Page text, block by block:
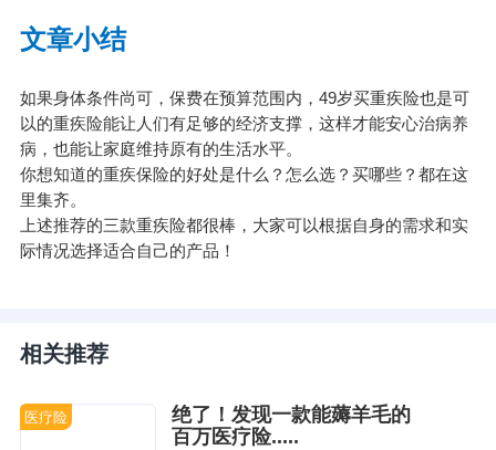
文章小结
如果身体条件尚可，保费在预算范围内，49岁买重疾险也是可
以的重疾险能让人们有足够的经济支撑，这样才能安心治病养
病，也能让家庭维持原有的生活水平。
你想知道的重疾保险的好处是什么？怎么选？买哪些？都在这
里集齐。
上述推荐的三款重疾险都很棒，大家可以根据自身的需求和实
际情况选择适合自己的产品！
相关推荐
医疗险
绝了！发现一款能薅羊毛的
百万医疗险.....